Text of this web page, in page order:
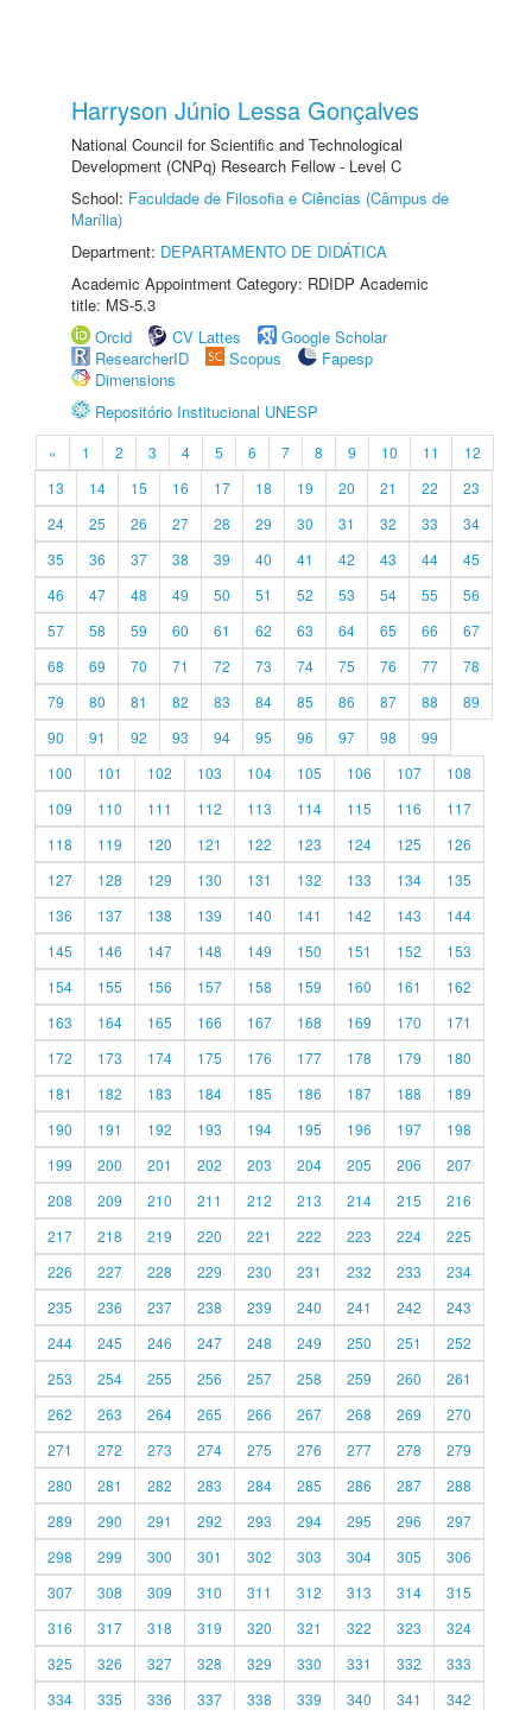
Harryson Júnio Lessa Gonçalves
National Council for Scientific and Technological
Development (CNPq) Research Fellow - Level C
School: Faculdade de Filosofia e Ciências (Câmpus de
Marília)
Department: DEPARTAMENTO DE DIDÁTICA
Academic Appointment Category: RDIDP Academic
title: MS-5.3
Orcid
CV Lattes
Google Scholar
ResearcherID
Scopus
Fapesp
Dimensions
Repositório Institucional UNESP
« 1 2 3 4 5 6 7 8 9 10 11
12
13
14 15 16 17 18 19 20 21 22
23
24
25 26 27 28 29 30 31 32 33
34
35
36 37 38 39 40 41 42 43 44
45
46
47 48 49 50 51 52 53 54 55
56
57
58 59 60 61 62 63 64 65 66
67
68
69 70 71 72 73 74 75 76 77
78
79
80 81 82 83 84 85 86 87 88
89
90
91 92 93 94 95 96 97 98
99
100
101 102 103 104 105 106 107
108
109
110 111 112 113 114 115 116
117
118
119 120 121 122 123 124 125
126
127
128 129 130 131 132 133 134
135
136
137 138 139 140 141 142 143
144
145
146 147 148 149 150 151 152
153
154
155 156 157 158 159 160 161
162
163
164 165 166 167 168 169 170
171
172
173 174 175 176 177 178 179
180
181
182 183 184 185 186 187 188
189
190
191 192 193 194 195 196 197
198
199
200 201 202 203 204 205 206
207
208
209 210 211 212 213 214 215
216
217
218 219 220 221 222 223 224
225
226
227 228 229 230 231 232 233
234
235
236 237 238 239 240 241 242
243
244
245 246 247 248 249 250 251
252
253
254 255 256 257 258 259 260
261
262
263 264 265 266 267 268 269
270
271
272 273 274 275 276 277 278
279
280
281 282 283 284 285 286 287
288
289
290 291 292 293 294 295 296
297
298
299 300 301 302 303 304 305
306
307
308 309 310 311 312 313 314
315
316
317 318 319 320 321 322 323
324
325
326 327 328 329 330 331 332
333
334
335 336 337 338 339 340 341 342